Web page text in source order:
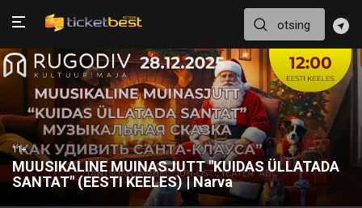
11+
MUUSIKALINE MUINASJUTT "KUIDAS ÜLLATADA
SANTAT" (EESTI KEELES) | Narva